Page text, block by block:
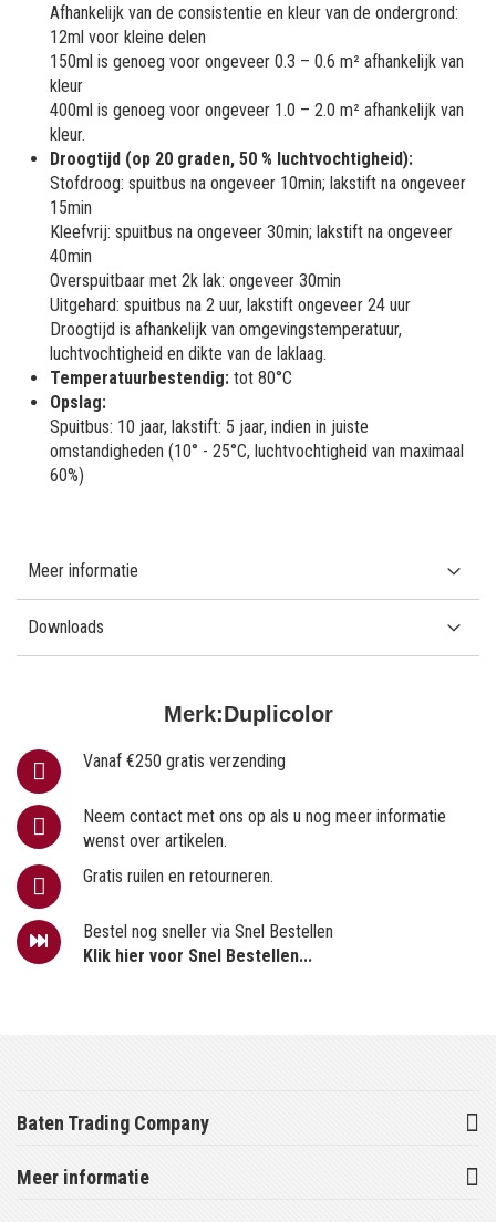
Merk:Duplicolor
Vanaf €250 gratis verzending
Neem contact met ons op als u nog meer informatie
wenst over artikelen.
Gratis ruilen en retourneren.
Bestel nog sneller via Snel Bestellen
Klik hier voor Snel Bestellen...
Afhankelijk van de consistentie en kleur van de ondergrond:
12ml voor kleine delen
150ml is genoeg voor ongeveer 0.3 – 0.6 m² afhankelijk van
kleur
400ml is genoeg voor ongeveer 1.0 – 2.0 m² afhankelijk van
kleur.
Droogtijd (op 20 graden, 50 % luchtvochtigheid):
Stofdroog: spuitbus na ongeveer 10min; lakstift na ongeveer
15min
Kleefvrij: spuitbus na ongeveer 30min; lakstift na ongeveer
40min
Overspuitbaar met 2k lak: ongeveer 30min
Uitgehard: spuitbus na 2 uur, lakstift ongeveer 24 uur
Droogtijd is afhankelijk van omgevingstemperatuur,
luchtvochtigheid en dikte van de laklaag.
Temperatuurbestendig: tot 80°C
Opslag:
Spuitbus: 10 jaar, lakstift: 5 jaar, indien in juiste
omstandigheden (10° - 25°C, luchtvochtigheid van maximaal
60%)
Meer informatie
Downloads
Baten Trading Company
Meer informatie